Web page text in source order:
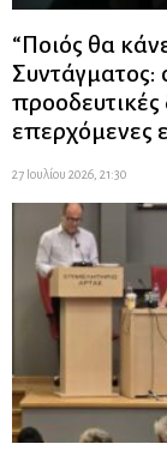
“Ποιός θα
Συντάγματος:
προοδευτικές
επερχόμενες
27 Ιουλίου 2026, 21:30